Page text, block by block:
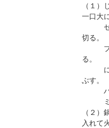
（１）
一口大
セロ
切る。
ブロ
る。
にん
ぶす。
パセ
ミニ
（２）
入れて